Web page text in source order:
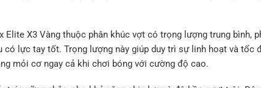
Elite X3 Vàng thuộc phân khúc vợt có trọng lượng trung bình,
có lực tay tốt. Trọng lượng này giúp duy trì sự linh hoạt và tốc
mỏi cơ ngay cả khi chơi bóng với cường độ cao.